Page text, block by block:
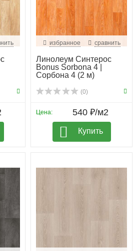
избранное сравнить
Линолеум Синтерос
Bonus Sorbona 4 |
Сорбона 4 (2 м)
(0)
Цена: 540 ₽/м2
Купить